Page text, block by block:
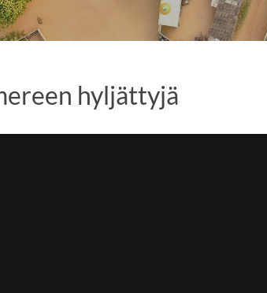
hyljättyjä